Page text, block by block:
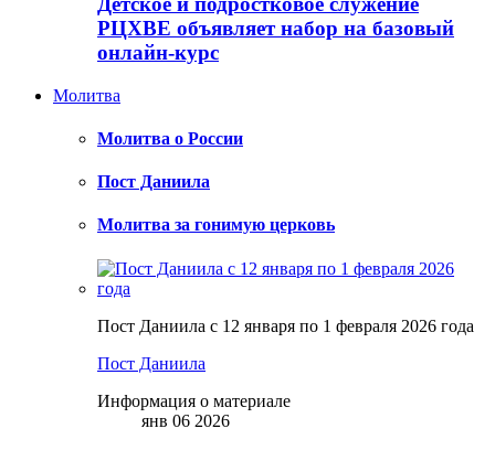
РЦХВЕ объявляет набор на базовый
онлайн-курс
Молитва
Молитва о России
Пост Даниила
Молитва за гонимую церковь
Пост Даниила с 12 января по 1 февраля 2026 года
Пост Даниила
Информация о материале
янв 06 2026